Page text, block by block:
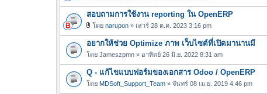
แ
น
บ
ฟ
ล์
แ
น
บ
สอบถามการใช้งาน reporting ใน OpenERP
ฟ
ล์
แ
น
บ
โดย narupon » เสาร์ 28 ต.ค. 2023 3:16 pm
อยากให้ช่วย Optimize ภาพ เว็บไซต์ที่เปิดมานานมี
โดย Jameszpmn » อาทิตย์ 26 มิ.ย. 2022 8:31 am
Q - แก้ไขแบบฟอร์มของเอกสาร Odoo / OpenERP
โดย MDSoft_Support_Team » จันทร์ 08 เม.ย. 2019 4:46 pm